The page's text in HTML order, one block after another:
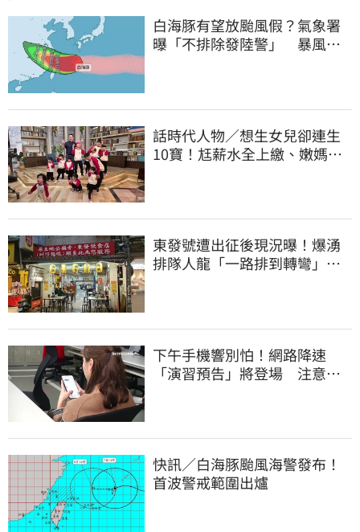
白海豚有望放颱風假？氣象署
曝「不排除發陸警」 暴風圈
話時代人物／想生女兒卻連生
10寶！尪薪水全上繳、嫩媽吐
東發號遭出征後現況曝！爆湧
排隊人龍「一路排到轉彎」
下午手機響別怕！網路降速
「演習預告」將登場 注意事
快訊／白海豚颱風海警發布！
首波警戒範圍出爐